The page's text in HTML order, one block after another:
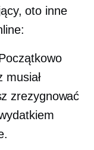
oto inne
musiał
zrezygnować